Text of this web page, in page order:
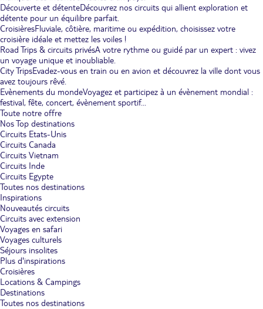
Découverte et détenteDécouvrez nos circuits qui allient exploration et
détente pour un équilibre parfait.
CroisièresFluviale, côtière, maritime ou expédition, choisissez votre
croisière idéale et mettez les voiles !
Road Trips & circuits privésA votre rythme ou guidé par un expert : vivez
un voyage unique et inoubliable.
City TripsEvadez-vous en train ou en avion et découvrez la ville dont vous
avez toujours rêvé.
Evènements du mondeVoyagez et participez à un évènement mondial :
festival, fête, concert, évènement sportif...
Toute notre offre
Nos Top destinations
Circuits Etats-Unis
Circuits Canada
Circuits Vietnam
Circuits Inde
Circuits Egypte
Toutes nos destinations
Inspirations
Nouveautés circuits
Circuits avec extension
Voyages en safari
Voyages culturels
Séjours insolites
Plus d'inspirations
Croisières
Locations & Campings
Destinations
Toutes nos destinations